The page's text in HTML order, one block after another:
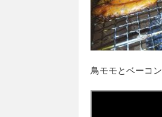
鳥モモとベーコン